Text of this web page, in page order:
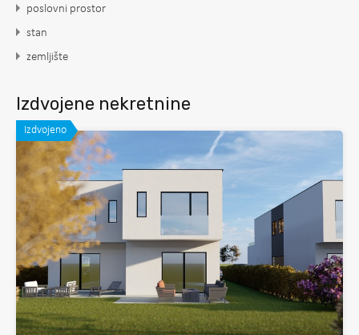
poslovni prostor
stan
zemljište
Izdvojene nekretnine
Izdvojeno